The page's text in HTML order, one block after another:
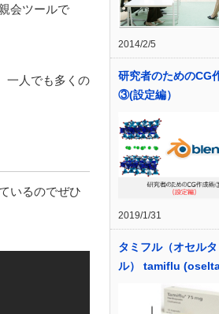
会ツールで
一人でも多くの
いるのでぜひ
2014/2/5
研究者のためのCG
③(設定編）
2019/1/31
タミフル（オセル
ル） tamiflu